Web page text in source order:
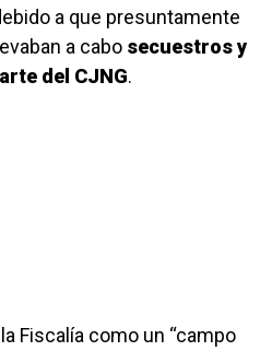
a que presuntamente
a cabo secuestros y
del CJNG.
Fiscalía como un “campo